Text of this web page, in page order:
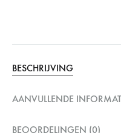
BESCHRIJVING
AANVULLENDE
BEOORDELINGEN (0)